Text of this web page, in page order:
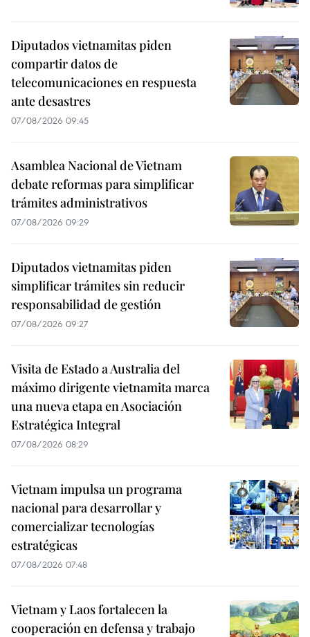
Diputados vietnamitas piden
compartir datos de
telecomunicaciones en respuesta
ante desastres
07/08/2026 09:45
Asamblea Nacional de Vietnam
debate reformas para simplificar
trámites administrativos
07/08/2026 09:29
Diputados vietnamitas piden
simplificar trámites sin reducir
responsabilidad de gestión
07/08/2026 09:27
Visita de Estado a Australia del
máximo dirigente vietnamita marca
una nueva etapa en Asociación
Estratégica Integral
07/08/2026 08:29
Vietnam impulsa un programa
nacional para desarrollar y
comercializar tecnologías
estratégicas
07/08/2026 07:48
Vietnam y Laos fortalecen la
cooperación en defensa y trabajo